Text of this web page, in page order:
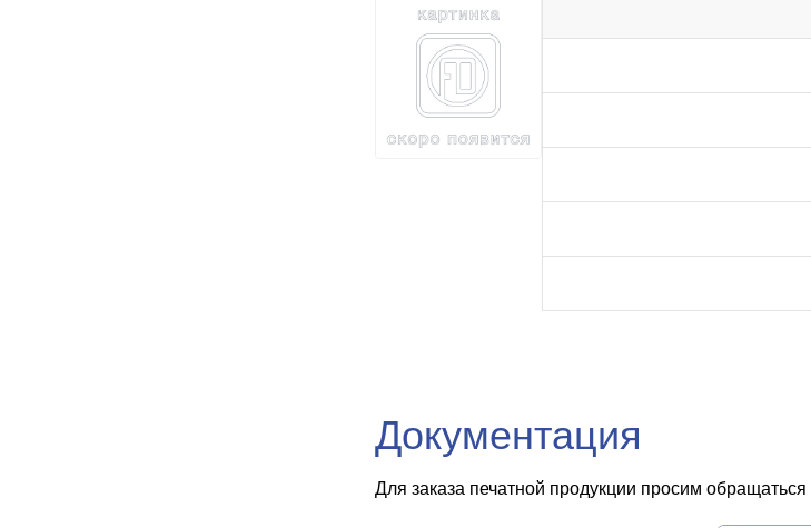
Документация
Для заказа печатной продукции просим